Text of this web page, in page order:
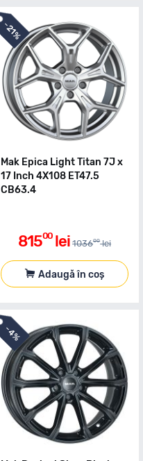
-21%
Mak Epica Light Titan 7J x
17 Inch 4X108 ET47.5
CB63.4
81500 lei 103600 lei
Adaugă în coș
-
4%